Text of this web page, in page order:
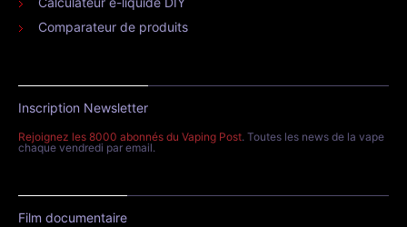
Comparateur de produits
Inscription Newsletter
Rejoignez les 8000 abonnés du Vaping Post. Toutes les news de la vape
chaque vendredi par email.
Film documentaire